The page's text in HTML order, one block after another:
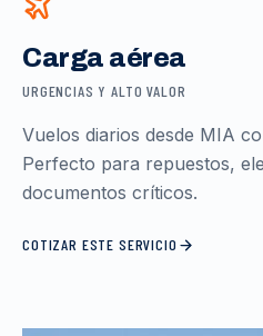
Carga aérea
URGENCIAS Y ALTO VALOR
Vuelos diarios desde MIA
Perfecto para repuestos,
documentos críticos.
COTIZAR ESTE SERVICIO